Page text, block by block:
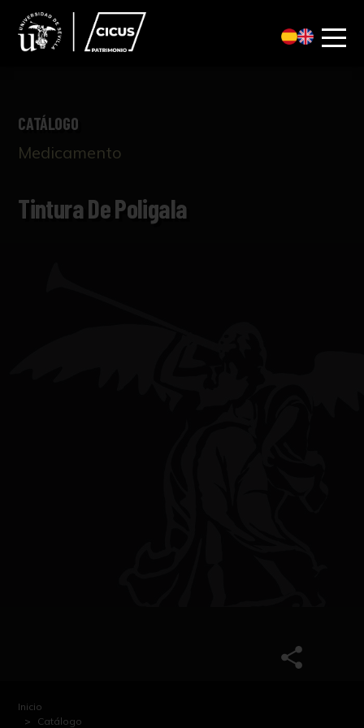
CATÁLOGO
Medicamento
Tintura De Poligala
Inicio
Catálogo